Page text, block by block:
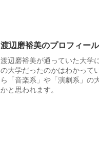
渡辺磨裕美のプロフィー
渡辺磨裕美が通っていた大学
の大学だったのかはわかって
ら「音楽系」や「演劇系」の
かと思われます。